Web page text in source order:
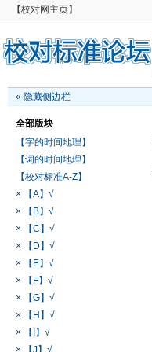
【校对网主页】
« 隐藏侧边栏
全部版块
【字的时间地理】
【词的时间地理】
【校对标准A-Z】
× 【A】√
× 【B】√
× 【C】√
× 【D】√
× 【E】√
× 【F】√
× 【G】√
× 【H】√
× 【I】√
× 【J】√